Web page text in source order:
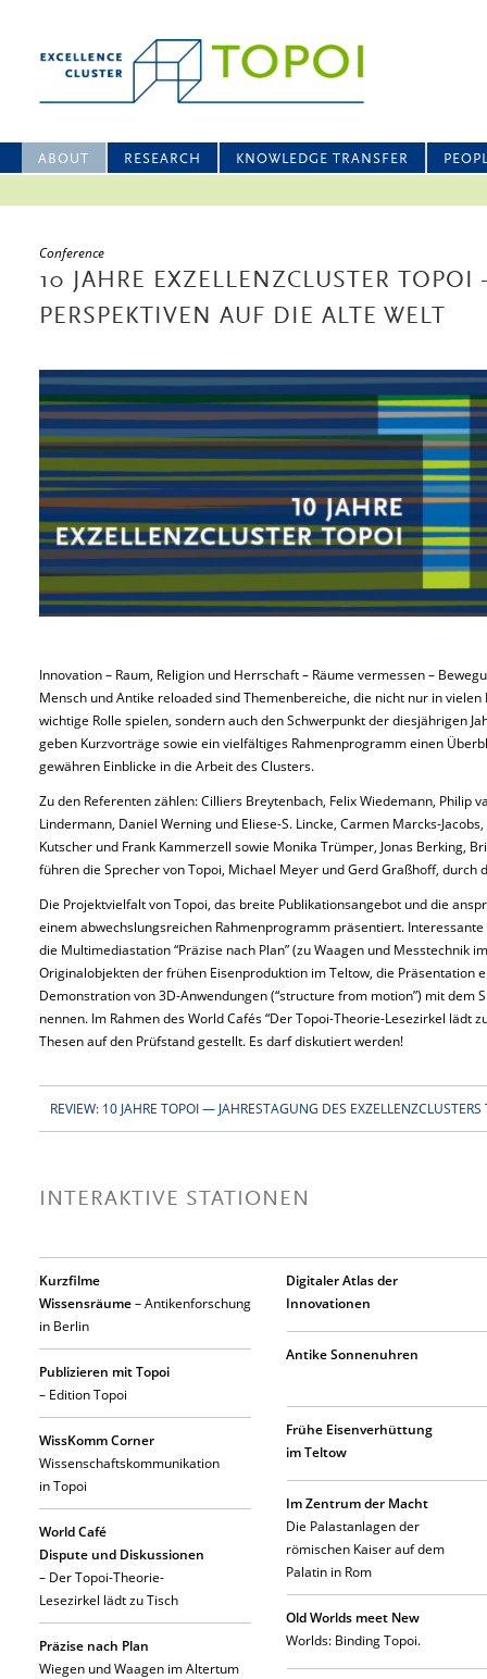
ABOUT RESEARCH KNOWLEDGE TRANSFER
Conference
10 JAHRE EXZELLENZCLUSTER TOPOI
PERSPEKTIVEN AUF DIE ALTE WELT
Innovation – Raum, Religion und Herrschaft – Räume vermessen –
Mensch und Antike reloaded sind Themenbereiche, die nicht nur in
wichtige Rolle spielen, sondern auch den Schwerpunkt der diesjährigen
geben Kurzvorträge sowie ein vielfältiges Rahmenprogramm einen
gewähren Einblicke in die Arbeit des Clusters.
Zu den Referenten zählen: Cilliers Breytenbach, Felix Wiedemann, Philip
Lindermann, Daniel Werning und Eliese-S. Lincke, Carmen Marcks-
Kutscher und Frank Kammerzell sowie Monika Trümper, Jonas Berking,
führen die Sprecher von Topoi, Michael Meyer und Gerd Graßhoff, durch
Die Projektvielfalt von Topoi, das breite Publikationsangebot und die
einem abwechslungsreichen Rahmenprogramm präsentiert.
die Multimediastation “Präzise nach Plan” (zu Waagen und Messtechnik
Originalobjekten der frühen Eisenproduktion im Teltow, die Präsentation
Demonstration von 3D-Anwendungen (“structure from motion”) mit dem
nennen. Im Rahmen des World Cafés “Der Topoi-Theorie-Lesezirkel lädt
Thesen auf den Prüfstand gestellt. Es darf diskutiert werden!
REVIEW: 10 JAHRE TOPOI — JAHRESTAGUNG DES EXZELLENZCLUSTERS
INTERAKTIVE STATIONEN
Kurzfilme
Wissensräume– Antikenforschung
in Berlin
Publizieren mit Topoi
– Edition Topoi
WissKomm Corner
Wissenschaftskommunikation
in Topoi
World Café
Dispute und Diskussionen
– Der Topoi-Theorie-
Lesezirkel lädt zu Tisch
Präzise nach Plan
Wiegen und Waagen im Altertum
Digitaler Atlas der
Innovationen
Antike Sonnenuhren
Frühe Eisenverhüttung
im Teltow
Im Zentrum der Macht
Die Palastanlagen der
römischen Kaiser auf dem
Palatin in Rom
Old Worlds meet New
Worlds: Binding Topoi.